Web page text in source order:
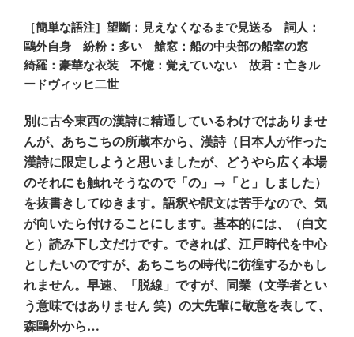
［簡単な語注］望斷：見えなくなるまで見送る 詞人：
鷗外自身 紛粉：多い 艙窓：船の中央部の船室の窓
綺羅：豪華な衣装 不憶：覚えていない 故君：亡きル
ードヴィッヒ二世
別に古今東西の漢詩に精通しているわけではありませ
んが、あちこちの所蔵本から、漢詩（日本人が作った
漢詩に限定しようと思いましたが、どうやら広く本場
のそれにも触れそうなので「の」→「と」しました）
を抜書きしてゆきます。語釈や訳文は苦手なので、気
が向いたら付けることにします。基本的には、（白文
と）読み下し文だけです。できれば、江戸時代を中心
としたいのですが、あちこちの時代に彷徨するかもし
れません。早速、「脱線」ですが、同業（文学者とい
う意味ではありません 笑）の大先輩に敬意を表して、
森鷗外から…